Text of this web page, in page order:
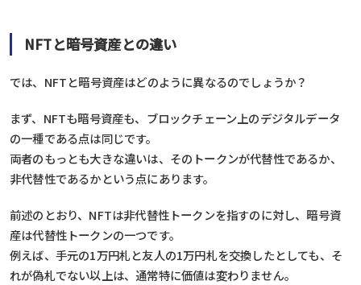
NFTと暗号資産との違い
では、NFTと暗号資産はどのように異なるのでしょうか？
まず、NFTも暗号資産も、ブロックチェーン上のデジタルデータ
の一種である点は同じです。
両者のもっとも大きな違いは、そのトークンが代替性であるか、
非代替性であるかという点にあります。
前述のとおり、NFTは非代替性トークンを指すのに対し、暗号資
産は代替性トークンの一つです。
例えば、手元の1万円札と友人の1万円札を交換したとしても、そ
れが偽札でない以上は、通常特に価値は変わりません。